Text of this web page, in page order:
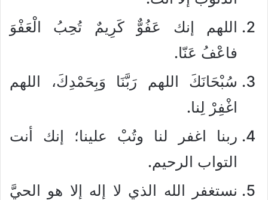
اللهم إنك عَفُوٌّ كَرِيمٌ تُحِبُ الْعَفْوَ
فاعْفُ عَنّا.
سُبْحَانَكَ اللهم رَبَّنَا وَبِحَمْدِكَ، اللهم
اغْفِرْ لِنا.
ربنا اغفر لنا وتُبْ علينا؛ إنك أنت
التواب الرحيم.
نستغفر الله الذي لا إله إلا هو الحيَّ